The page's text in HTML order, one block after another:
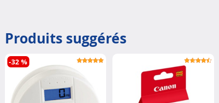
Produits suggérés
-32 %